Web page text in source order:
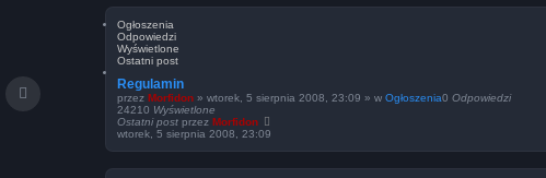
k
z
n
Ogłoszenia
Odpowiedzi
Wyświetlone
Ostatni post
Regulamin
przez Morfidon » wtorek, 5 sierpnia 2008, 23:09 » w Ogłoszenia0 Odpowiedzi
24210 Wyświetlone
Ostatni post przez Morfidon
wtorek, 5 sierpnia 2008, 23:09